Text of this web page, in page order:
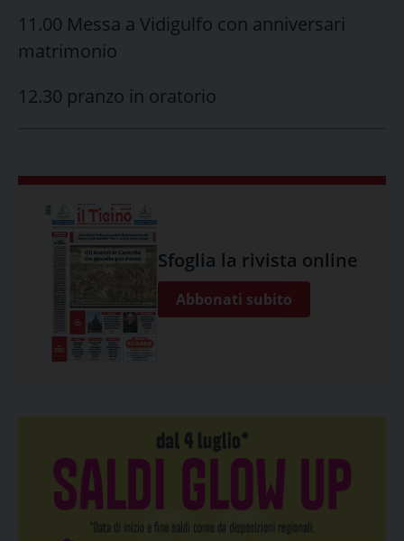
11.00 Messa a Vidigulfo con anniversari
matrimonio
12.30 pranzo in oratorio
Sfoglia la rivista online
Abbonati subito